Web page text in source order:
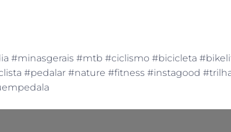
#minasgerais #mtb #ciclismo #bicicleta
#pedalar #nature #fitness #instagood